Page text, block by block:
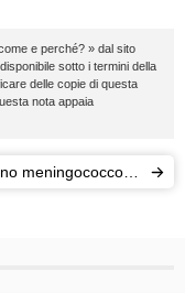
e perché? » dal sito
sotto i termini della
delle copie di questa
nota appaia
meningococco b: